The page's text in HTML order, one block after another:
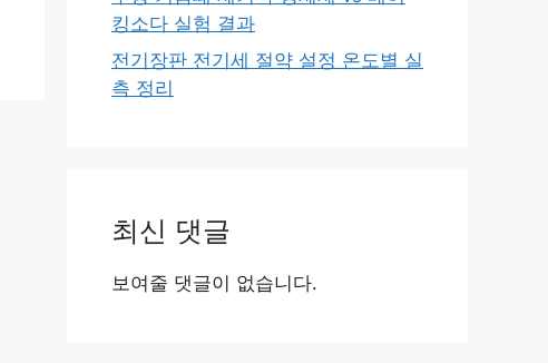
킹소다 실험 결과
전기장판 전기세 절약 설정 온도별 실
측 정리
최신 댓글
보여줄 댓글이 없습니다.